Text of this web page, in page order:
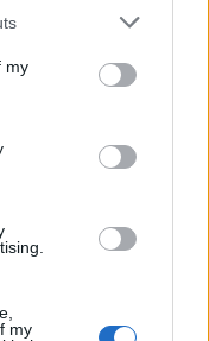
my
my
Article següent
El Centre de Tecnificació
una tirada nacional de